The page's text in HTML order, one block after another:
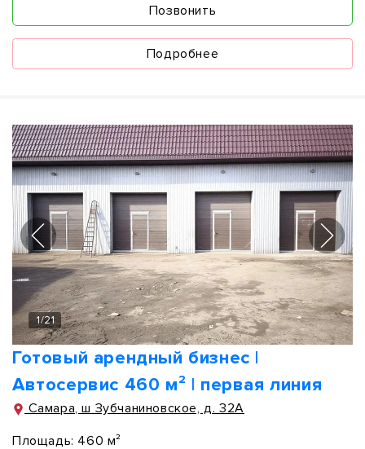
Позвонить
Подробнее
1/21
Готовый арендный бизнес |
Автосервис 460 м² | первая линия
Самара, ш Зубчаниновское, д. 32А
Площадь: 460 м²